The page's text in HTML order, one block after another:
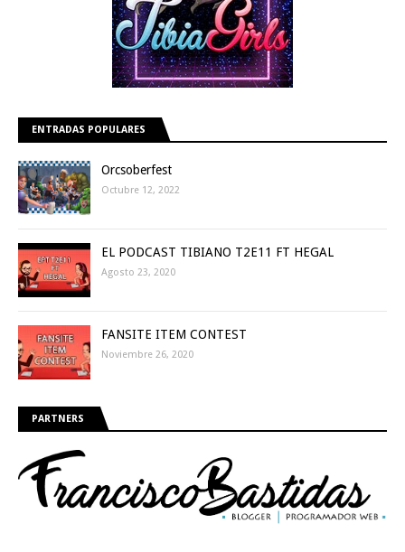
ENTRADAS POPULARES
Orcsoberfest
Octubre 12, 2022
EL PODCAST TIBIANO T2E11 FT HEGAL
Agosto 23, 2020
FANSITE ITEM CONTEST
Noviembre 26, 2020
PARTNERS